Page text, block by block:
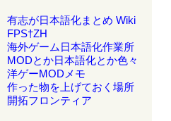
有志が日本語化まとめ Wiki
FPS†ZH
海外ゲーム日本語化作業所
MODとか日本語化とか色々
洋ゲーMODメモ
作った物を上げておく場所
開拓フロンティア